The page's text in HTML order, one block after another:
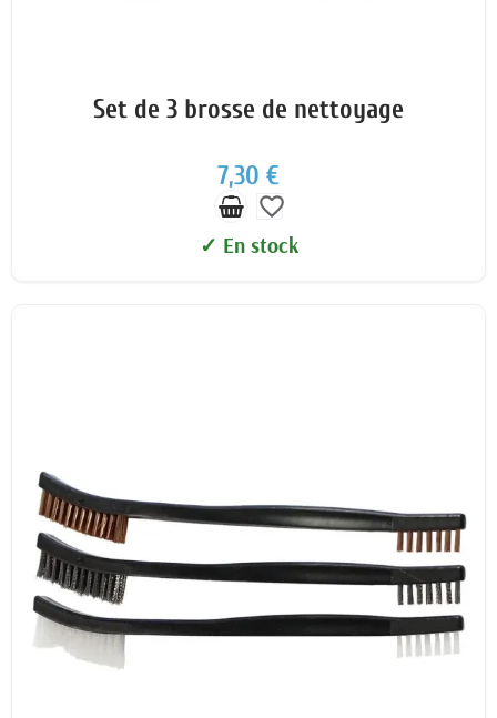
Set de 3 brosse de nettoyage
7,30 €
favorite_border
✓ En stock